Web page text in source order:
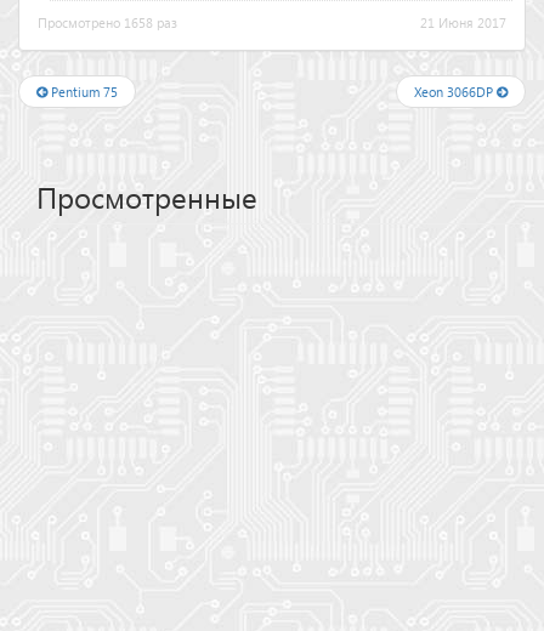
Просмотрено 1658 раз
21 Июня 2017
Pentium 75 Xeon 3066DP
Просмотренные